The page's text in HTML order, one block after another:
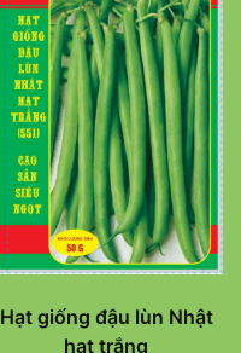
Hạt giống đậu lùn Nhật
hạt trắng